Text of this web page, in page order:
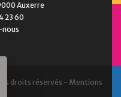
Auxerre
23 60
droits réservés - Mentions